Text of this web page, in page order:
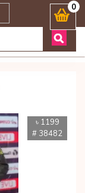
Shop for Baby 0
৳ 1199
# 38482